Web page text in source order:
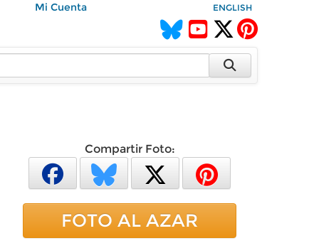
Mi Cuenta ENGLISH
Compartir Foto:
FOTO AL AZAR